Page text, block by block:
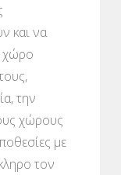
και να
χώρο
την
χώρους
με
τον